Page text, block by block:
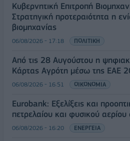
Κυβερνητική Επιτροπή
Στρατηγική προτεραιότητα η
βιομηχανίας
06/08/2026 - 17:18 ΠΟΛΙΤΙΚΗ
Από τις 28 Αυγούστου η
Κάρτας Αγρότη μέσω της ΕΑΕ
06/08/2026 - 16:51 ΟΙΚΟΝΟΜΙΑ
Eurobank: Εξελίξεις και
πετρελαίου και φυσικού
06/08/2026 - 16:20 ΕΝΕΡΓΕΙΑ